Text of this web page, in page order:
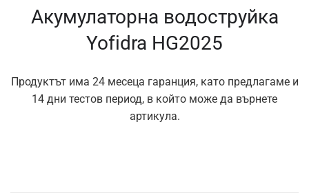
Акумулаторна водоструйка
Yofidra HG2025
Продуктът има 24 месеца гаранция, като предлагаме и
14 дни тестов период, в който може да върнете
артикула.